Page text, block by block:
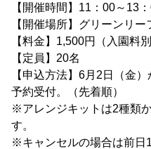
【開催時間】11：00～
【開催場所】グリーンリー
【料金】1,500円（入園料別
【定員】20名
【申込方法】6月2日（金
予約受付。（先着順）
※アレンジキットは2種類
す。
※キャンセルの場合は前日